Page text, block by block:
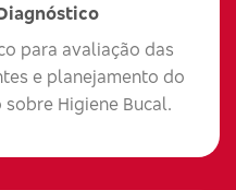
para avaliação das
e planejamento do
Higiene Bucal.